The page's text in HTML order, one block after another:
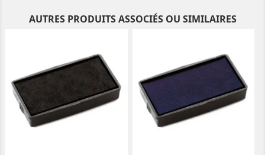
AUTRES PRODUITS ASSOCIÉS OU SIMILAIRES